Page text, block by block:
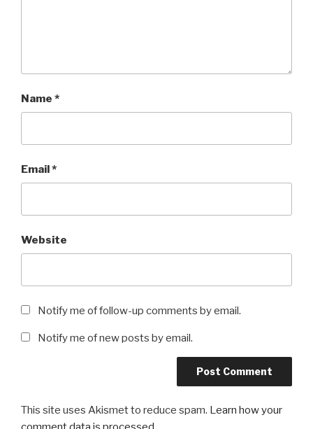
Name *
Email*
Website
Notify me of follow-up comments by email.
Notify me of new posts by email.
This site uses Akismet to reduce spam. Learn how your